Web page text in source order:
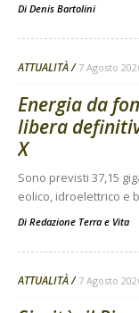
Di Denis Bartolini
ATTUALITÀ 7 Agosto
Energia da
libera
X
Sono previsti 37,15
eolico, idroelettrico e
Di Redazione Terra e Vita
ATTUALITÀ 7 Agosto